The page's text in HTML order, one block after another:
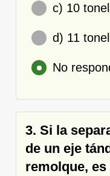
c) 10
d) 11
No
3. Si la
de un eje
remolque,